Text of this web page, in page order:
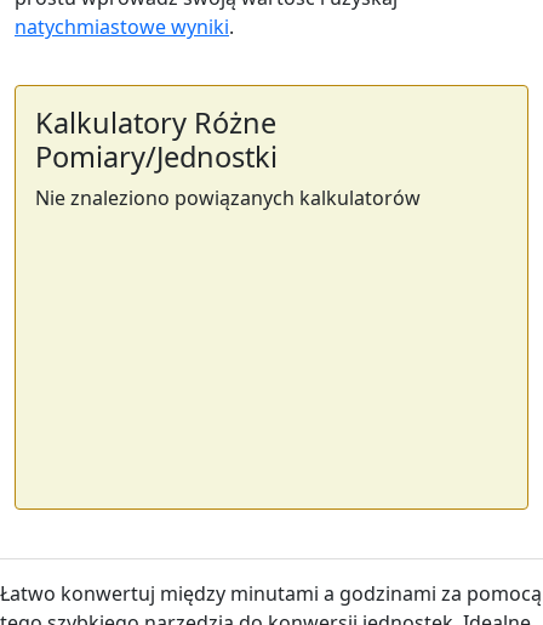
natychmiastowe wyniki.
Kalkulatory Różne
Pomiary/Jednostki
Nie znaleziono powiązanych kalkulatorów
Łatwo konwertuj między minutami a godzinami za pomocą